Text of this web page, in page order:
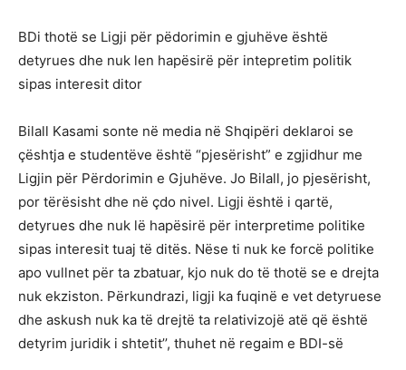
BDi thotë se Ligji për pëdorimin e gjuhëve është
detyrues dhe nuk len hapësirë për intepretim politik
sipas interesit ditor
Bilall Kasami sonte në media në Shqipëri deklaroi se
çështja e studentëve është “pjesërisht” e zgjidhur me
Ligjin për Përdorimin e Gjuhëve. Jo Bilall, jo pjesërisht,
por tërësisht dhe në çdo nivel. Ligji është i qartë,
detyrues dhe nuk lë hapësirë për interpretime politike
sipas interesit tuaj të ditës. Nëse ti nuk ke forcë politike
apo vullnet për ta zbatuar, kjo nuk do të thotë se e drejta
nuk ekziston. Përkundrazi, ligji ka fuqinë e vet detyruese
dhe askush nuk ka të drejtë ta relativizojë atë që është
detyrim juridik i shtetit’’, thuhet në regaim e BDI-së